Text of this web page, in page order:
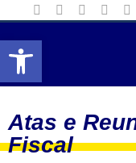
Abrir a
Atas e
Fiscal